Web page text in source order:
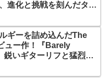
進化と挑戦を刻んだター
サウンドの広がりが、彼
ーンの旗手から“時代を
ける存在”へと押し上げ
にある
ギーを詰め込んだThe
ュー作！『Barely
鋭いギターリフと猛烈な
なサウンドが織りなす疾